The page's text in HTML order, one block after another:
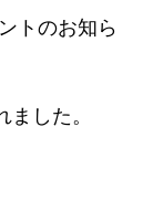
トのお知ら
した。